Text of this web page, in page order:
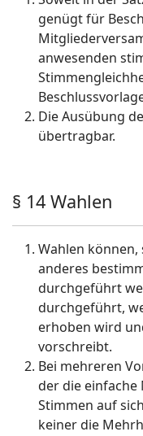
genügt für
anwesenden
Die Ausübung
übertragbar.
§ 14 Wahlen
Wahlen können,
anderes
durchgeführt
durchgeführt,
erhoben wird
vorschreibt.
Bei mehreren
der die einfache
Stimmen auf
keiner die